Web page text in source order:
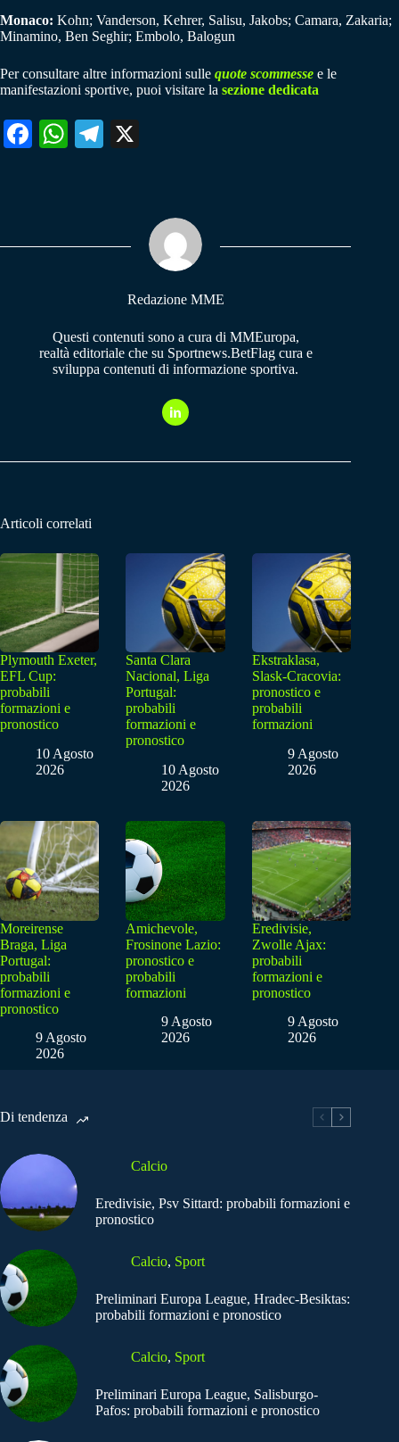
Monaco: Kohn; Vanderson, Kehrer, Salisu, Jakobs; Camara, Zakaria;
Minamino, Ben Seghir; Embolo, Balogun
Per consultare altre informazioni sulle quote scommesse e le
manifestazioni sportive, puoi visitare la sezione dedicata
Fa W
pp
Te
m
Redazione MME
Questi contenuti sono a cura di MMEuropa,
realtà editoriale che su Sportnews.BetFlag cura e
sviluppa contenuti di informazione sportiva.
Articoli correlati
Plymouth Exeter,
EFL Cup:
probabili
formazioni e
pronostico
10 Agosto
2026
Santa Clara
Nacional, Liga
Portugal:
probabili
formazioni e
pronostico
10 Agosto
2026
Ekstraklasa,
Slask-Cracovia:
pronostico e
probabili
formazioni
9 Agosto
2026
Moreirense
Braga, Liga
Portugal:
probabili
formazioni e
pronostico
9 Agosto
2026
Amichevole,
Frosinone Lazio:
pronostico e
probabili
formazioni
9 Agosto
2026
Eredivisie,
Zwolle Ajax:
probabili
formazioni e
pronostico
9 Agosto
2026
Di tendenza
Calcio
Eredivisie, Psv Sittard: probabili formazioni e
pronostico
Calcio, Sport
Preliminari Europa League, Hradec-Besiktas:
probabili formazioni e pronostico
Calcio, Sport
Preliminari Europa League, Salisburgo-
Pafos: probabili formazioni e pronostico